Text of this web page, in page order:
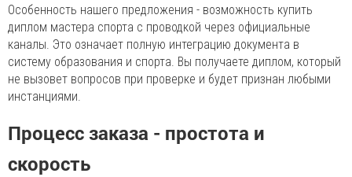
Особенность нашего предложения - возможность купить
диплом мастера спорта с проводкой через официальные
каналы. Это означает полную интеграцию документа в
систему образования и спорта. Вы получаете диплом, который
не вызовет вопросов при проверке и будет признан любыми
инстанциями.
Процесс заказа - простота и
скорость